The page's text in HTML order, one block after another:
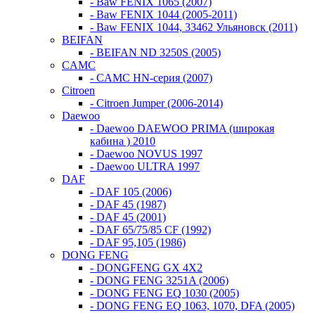
- Baw FENIX 1044 (2005-2011)
- Baw FENIX 1044, 33462 Ульяновск (2011)
BEIFAN
- BEIFAN ND 3250S (2005)
CAMC
- CAMC HN-серия (2007)
Citroen
- Citroen Jumper (2006-2014)
Daewoo
- Daewoo DAEWOO PRIMA (широкая
кабина ) 2010
- Daewoo NOVUS 1997
- Daewoo ULTRA 1997
DAF
- DAF 105 (2006)
- DAF 45 (1987)
- DAF 45 (2001)
- DAF 65/75/85 CF (1992)
- DAF 95,105 (1986)
DONG FENG
- DONGFENG GX 4X2
- DONG FENG 3251A (2006)
- DONG FENG EQ 1030 (2005)
- DONG FENG EQ 1063, 1070, DFA (2005)